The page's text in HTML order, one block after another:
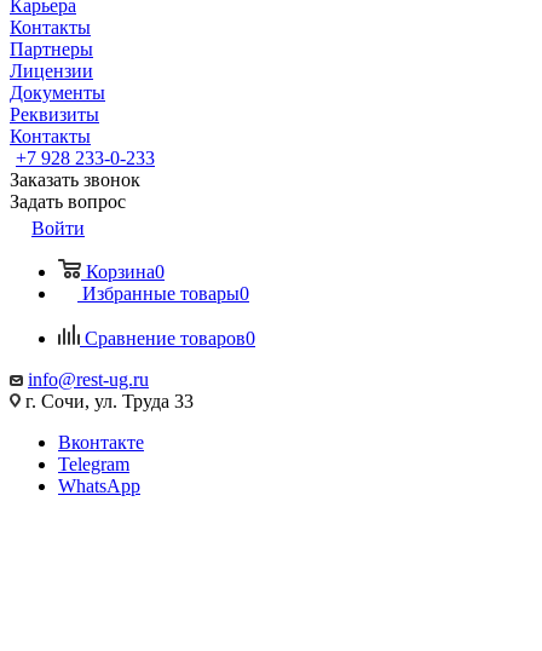
Карьера
Контакты
Партнеры
Лицензии
Документы
Реквизиты
Контакты
+7 928 233-0-233
Заказать звонок
Задать вопрос
Войти
Корзина0
Избранные товары0
Сравнение товаров0
info@rest-ug.ru
г. Сочи, ул. Труда 33
Вконтакте
Telegram
WhatsApp